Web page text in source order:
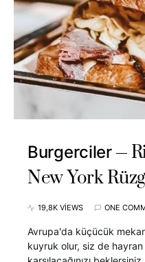
Burgerciler
New York
19,8K VIEWS ONE
Avrupa'da küçücük
kuyruk olur, siz de